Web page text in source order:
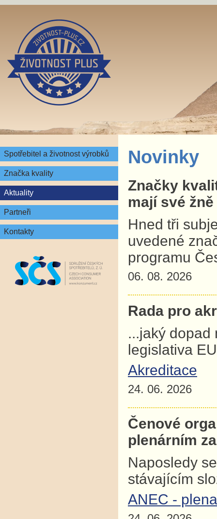
Spotřebitel a životnost výrobků
Značka kvality
Aktuality
Partneři
Kontakty
Novinky
Značky
mají své žně
Hned tři
uvedené
programu
06. 08. 2026
Rada pro
...jaký dopad
legislativa
Akreditace
24. 06. 2026
Čenové
plenárním
Naposledy
stávajícím
ANEC -